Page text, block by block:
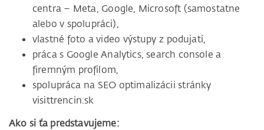
centra – Meta, Google, Microsoft (samostatne
alebo v spolupráci),
vlastné foto a video výstupy z podujatí,
práca s Google Analytics, search console a
firemným profilom,
spolupráca na SEO optimalizácii stránky
visittrencin.sk
Ako si ťa predstavujeme: